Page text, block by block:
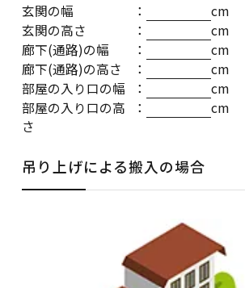
玄関の幅
：
cm
玄関の高さ
：
cm
廊下(通路)の幅
：
cm
廊下(通路)の高さ
：
cm
部屋の入り口の幅
：
cm
部屋の入り口の高
さ
： cm
吊り上げによる搬入の場合